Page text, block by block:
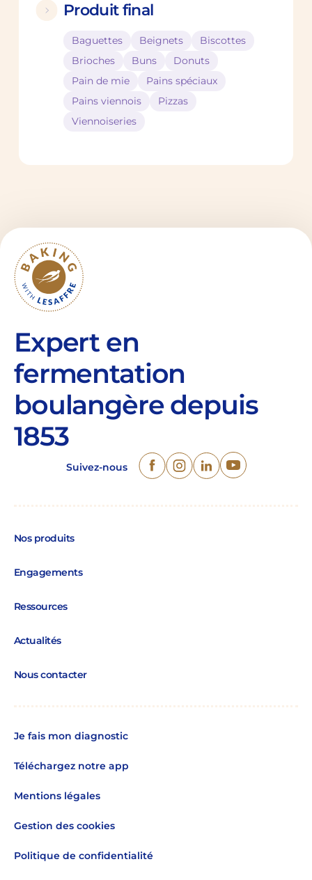
Produit final
Baguettes Beignets
Biscottes
Brioches
Buns
Donuts
Pain de mie
Pains spéciaux
Pains viennois
Pizzas
Viennoiseries
Expert en
fermentation
boulangère depuis
1853
Suivez-nous
Nos produits
Engagements
Ressources
Actualités
Nous contacter
Je fais mon diagnostic
Téléchargez notre app
Mentions légales
Gestion des cookies
Politique de confidentialité